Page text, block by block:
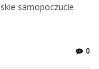
samopoczucie
0